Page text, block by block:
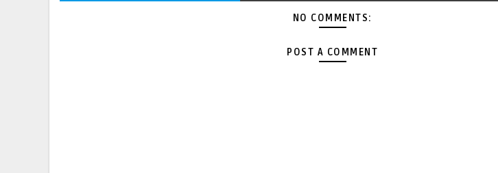
NO COMMENTS:
POST A COMMENT